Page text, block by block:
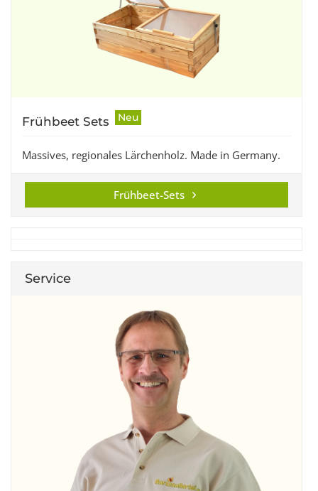
Frühbeet Sets Neu
Massives, regionales Lärchenholz. Made in Germany.
Frühbeet-Sets
Service